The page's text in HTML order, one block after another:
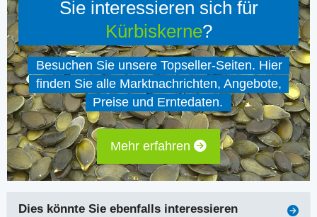
Sie interessieren sich für
Kürbiskerne?
Besuchen Sie unsere Topseller-Seiten. Hier
finden Sie alle Marktnachrichten, Angebote,
Preise und Erntedaten.
Mehr erfahren
Dies könnte Sie ebenfalls interessieren